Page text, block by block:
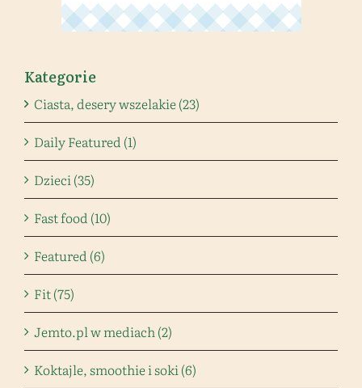
Kategorie
Ciasta, desery wszelakie (23)
Daily Featured (1)
Dzieci (35)
Fast food (10)
Featured (6)
Fit (75)
Jemto.pl w mediach (2)
Koktajle, smoothie i soki (6)